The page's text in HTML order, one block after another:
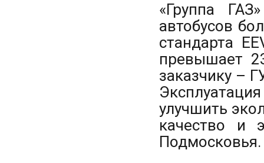
«Группа
автобусов
стандарта
превышает
заказчику –
улучшить
качество и
Подмосковья.